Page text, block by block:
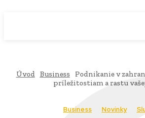
Úvod Business
Podnikanie v
príležitostiam a rastu
Business Novinky